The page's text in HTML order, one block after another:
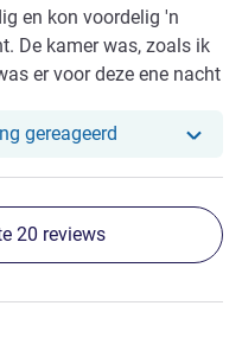
en kon voordelig 'n
De kamer was, zoals ik
er voor deze ene nacht
A12 of enkele minuten
gereageerd Ons hotel
20 reviews